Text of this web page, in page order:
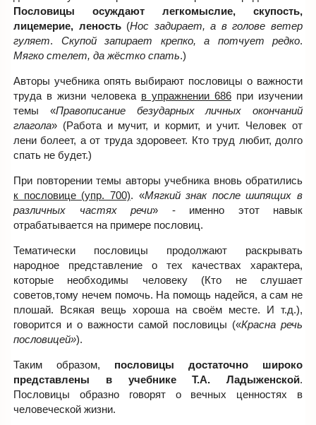
Пословицы осуждают легкомыслие, скупость,
лицемерие, леность(Нос задирает, а в голове ветер
гуляет. Скупой запирает крепко, а потчует редко.
Мягко стелет, да жёстко спать.)
Авторы учебника опять выбирают пословицы о важности
труда в жизни человека в упражнении 686 при изучении
темы «Правописание безударных личных окончаний
глагола» (Работа и мучит, и кормит, и учит. Человек от
лени болеет, а от труда здоровеет. Кто труд любит, долго
спать не будет.)
При повторении темы авторы учебника вновь обратились
к пословице (упр. 700). «Мягкий знак после шипящих в
различных частях речи» - именно этот навык
отрабатывается на примере пословиц.
Тематически пословицы продолжают раскрывать
народное представление о тех качествах характера,
которые необходимы человеку (Кто не слушает
советов,тому нечем помочь. На помощь надейся, а сам не
плошай. Всякая вещь хороша на своём месте. И т.д.),
говорится и о важности самой пословицы («Красна речь
пословицей»).
Таким образом, пословицы достаточно широко
представлены в учебнике Т.А. Ладыженской.
Пословицы образно говорят о вечных ценностях в
человеческой жизни.